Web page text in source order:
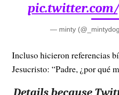
— minty
Incluso hicieron referencias
Jesucristo: “Padre, ¿por qué
Details because